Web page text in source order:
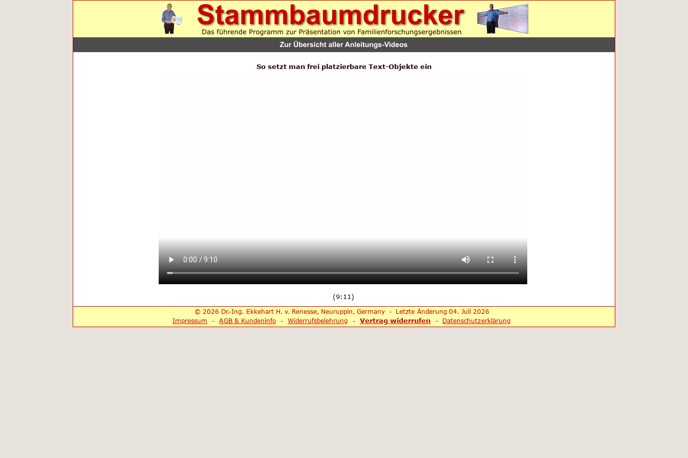
© 2026 Dr.-Ing. Ekkehart H. v. Renesse, Neuruppin, Germany  -  Letzte Änderung 04. Juli 2026
Impressum
  -
AGB & Kundeninfo
  -
Widerrufsbelehrung
  -
Vertrag widerrufen
  -
Datenschutzerklärung
So setzt man frei platzierbare Text-Objekte ein
(9:11)